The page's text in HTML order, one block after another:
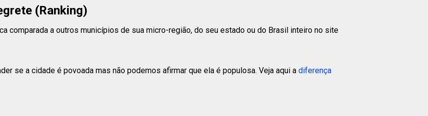
(Ranking)
comparada a outros municípios de sua micro-região, do seu estado ou do Brasil inteiro no site
se a cidade é povoada mas não podemos afirmar que ela é populosa. Veja aqui a diferença